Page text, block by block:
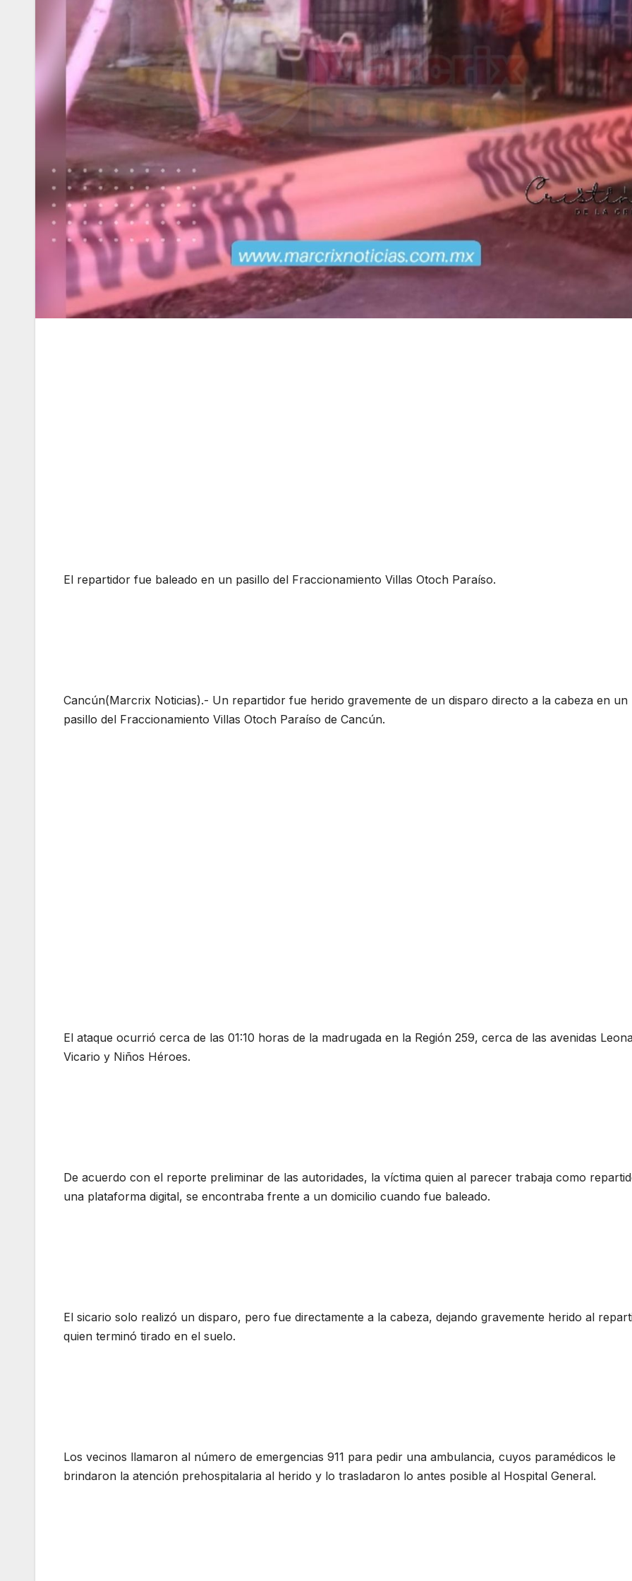
El repartidor fue baleado en un pasillo del Fraccionamiento Villas Otoch Paraíso.
Cancún(Marcrix Noticias).- Un repartidor fue herido gravemente de un disparo directo a la cabeza en un
pasillo del Fraccionamiento Villas Otoch Paraíso de Cancún.
El ataque ocurrió cerca de las 01:10 horas de la madrugada en la Región 259, cerca de las avenidas
Vicario y Niños Héroes.
De acuerdo con el reporte preliminar de las autoridades, la víctima quien al parecer trabaja como
una plataforma digital, se encontraba frente a un domicilio cuando fue baleado.
El sicario solo realizó un disparo, pero fue directamente a la cabeza, dejando gravemente herido al
quien terminó tirado en el suelo.
Los vecinos llamaron al número de emergencias 911 para pedir una ambulancia, cuyos paramédicos le
brindaron la atención prehospitalaria al herido y lo trasladaron lo antes posible al Hospital General.